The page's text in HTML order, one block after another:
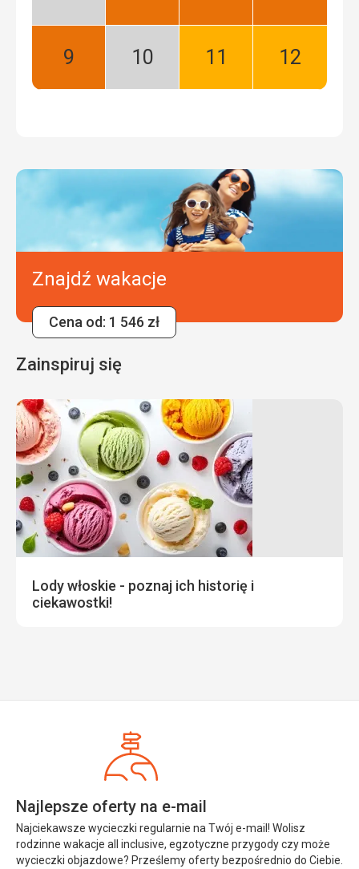
Wrzesień:
Październik:
Listopad:
Grudzień:
Znajdź wakacje
Cena od: 1 546 zł
Zainspiruj się
Lody włoskie - poznaj ich historię i
ciekawostki!
Najlepsze oferty na e-mail
Najciekawsze wycieczki regularnie na Twój e-mail! Wolisz
rodzinne wakacje all inclusive, egzotyczne przygody czy może
wycieczki objazdowe? Prześlemy oferty bezpośrednio do Ciebie.